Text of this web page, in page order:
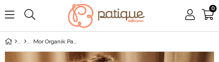
0
Mor Organik Pamuk Kapüşonlu Püsküllü Hırka